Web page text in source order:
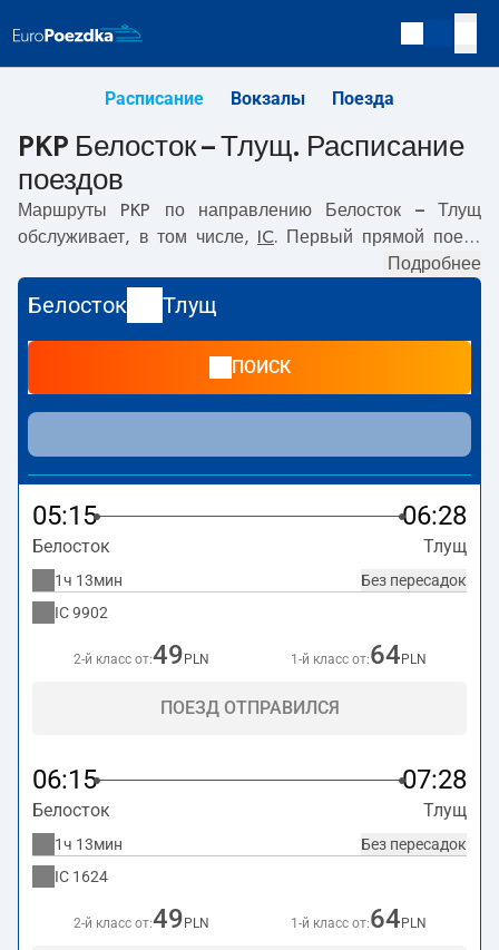
Расписание Вокзалы Поезда
PKP Белосток – Тлущ. Расписание
поездов
Маршруты PKP по направлению
Белосток – Тлущ
обслуживает, в том числе,
IC. Первый прямой поезд
с вокзала PKP Белосток.
Последний поезд до Тлущ отправляется в 20:15. Самое
быстрое путешествие предлагает прямой поезд
DASZYŃSKI
. Поездка на нём занимает01:13. По
Тлущтакже курсируют другие
поезда:- предлагают более низкую цену билета и, как
правило, более долгое время в пути. Поезд заканчивает
маршрут на станции Тлущ.
Подробнее
Белосток Тлущ
ПОИСК
05:15 06:28
Белосток Тлущ
Без пересадок
1ч 13мин
IC9902
2-й класс от:49 PLN 1-й класс от:64 PLN
ПОЕЗД ОТПРАВИЛСЯ
06:15 07:28
Белосток Тлущ
Без пересадок
1ч 13мин
IC 1624
2-й класс от:49 PLN 1-й класс от:64 PLN